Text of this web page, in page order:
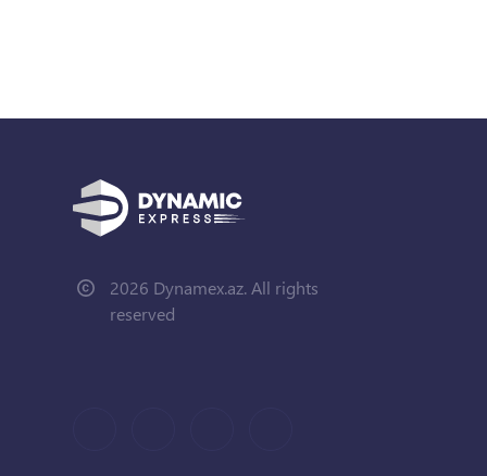
2026 Dynamex.az. All rights
reserved